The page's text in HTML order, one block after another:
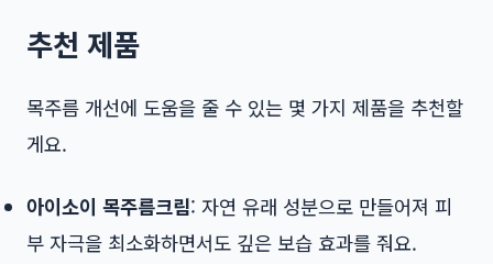
추천 제품
목주름 개선에 도움을 줄 수 있는 몇 가지 제품을 추천할
게요.
아이소이 목주름크림: 자연 유래 성분으로 만들어져 피
부 자극을 최소화하면서도 깊은 보습 효과를 줘요.